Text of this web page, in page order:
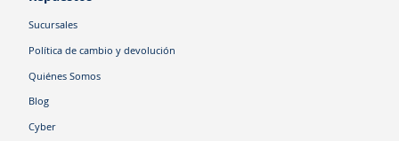
Sucursales
Política de cambio y devolución
Quiénes Somos
Blog
Cyber